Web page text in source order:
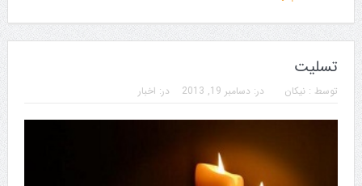
تسلیت
توسط : نیکان در: دسامبر 19, 2013 در: اخبار